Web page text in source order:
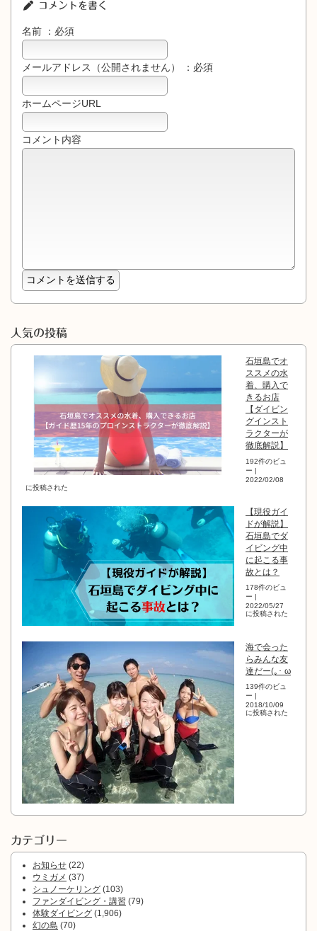
コメントを書く
名前 ：必須
メールアドレス（公開されません） ：必須
ホームページURL
コメント内容
人気の投稿
石垣島でオ
ススメの水
着、購入で
きるお店
【ダイビン
グインスト
ラクターが
徹底解説】
192件のビュ
ー |
2022/02/08
に投稿された
【現役ガイ
ドが解説】
石垣島でダ
イビング中
に起こる事
故とは？
178件のビュ
ー
2022/05/27
に投稿された
海で会った
らみんな友
達だー(｡･ ω
139件のビュ
ー |
2018/10/09
に投稿された
カテゴリー
お知らせ (22)
ウミガメ (37)
シュノーケリング (103)
ファンダイビング・講習 (79)
体験ダイビング (1,906)
幻の島 (70)